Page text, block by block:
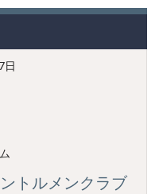
日
ントルメンクラブ